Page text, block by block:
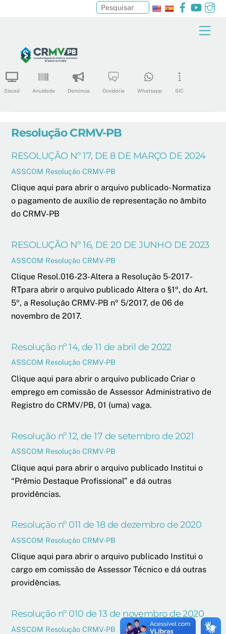
content
Facebook
Siscad Anuidade Denúncia Ouvidoria Whatsapp SIC
Pesquisar
Resolução CRMV-PB
RESOLUÇÃO Nº 17, DE 8 DE MARÇO DE 2024
ASSCOM Resolução CRMV-PB
Clique aqui para abrir o arquivo publicado- Normatiza
o pagamento de auxílio de representação no âmbito
do CRMV-PB
RESOLUÇÃO Nº 16, DE 20 DE JUNHO DE 2023
ASSCOM Resolução CRMV-PB
Clique Resol.016-23-Altera a Resolução 5-2017-
RTpara abrir o arquivo publicado Altera o §1º, do Art.
5º, a Resolução CRMV-PB nº 5/2017, de 06 de
novembro de 2017.
Resolução nº 14, de 11 de abril de 2022
ASSCOM Resolução CRMV-PB
Clique aqui para abrir o arquivo publicado Criar o
emprego em comissão de Assessor Administrativo de
Registro do CRMV/PB, 01 (uma) vaga.
Resolução nº 12, de 17 de setembro de 2021
ASSCOM Resolução CRMV-PB
Clique aqui para abrir o arquivo publicado Institui o
“Prêmio Destaque Profissional” e dá outras
providências.
Resolução nº 011 de 18 de dezembro de 2020
ASSCOM Resolução CRMV-PB
Clique aqui para abrir o arquivo publicado Institui o
cargo em comissão de Assessor Técnico e dá outras
providências.
Resolução nº 010 de 13 de novembro de 2020
ASSCOM Resolução CRMV-PB